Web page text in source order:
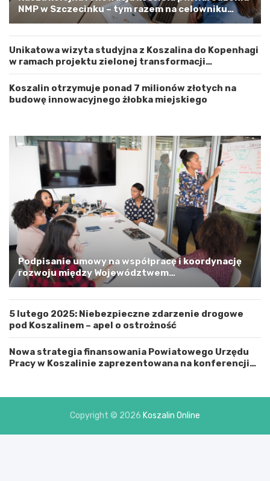
c
h
o
d
n
p
k
i
m
G
n
i
a
s
t
e
o
n
o
ś
ć
NMP w Szczecinku – tym razem na celowniku
zachodnia elewacja i główne wejście
Unikatowa wizyta studyjna z Koszalina do Kopenhagi
w ramach projektu zielonej transformacji
energetycznej
Koszalin otrzymuje ponad 7 milionów złotych na
budowę innowacyjnego żłobka miejskiego
Podpisanie umowy na współpracę i koordynację
rozwoju między Województwem
Zachodniopomorskim a Gminą Miastem Koszalin
5 lutego 2025: Niebezpieczne zdarzenie drogowe
pod Koszalinem – apel o ostrożność
Nowa strategia finansowania Powiatowego Urzędu
Pracy w Koszalinie zaprezentowana na konferencji
Copyright © 2026 Koszalin Online